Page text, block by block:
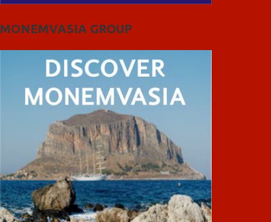
MONEMVASIA GROUP